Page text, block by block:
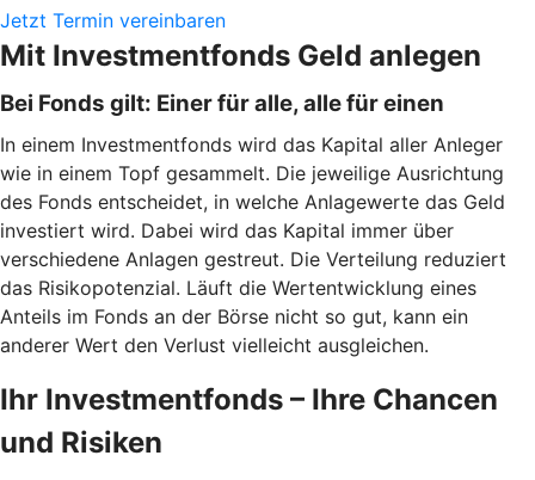
Jetzt Termin vereinbaren
Mit Investmentfonds Geld anlegen
Bei Fonds gilt: Einer für alle, alle für einen
In einem Investmentfonds wird das Kapital aller Anleger
wie in einem Topf gesammelt. Die jeweilige Ausrichtung
des Fonds entscheidet, in welche Anlagewerte das Geld
investiert wird. Dabei wird das Kapital immer über
verschiedene Anlagen gestreut. Die Verteilung reduziert
das Risikopotenzial. Läuft die Wertentwicklung eines
Anteils im Fonds an der Börse nicht so gut, kann ein
anderer Wert den Verlust vielleicht ausgleichen.
Ihr Investmentfonds – Ihre Chancen
und Risiken